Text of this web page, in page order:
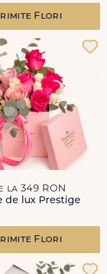
Flori
la 349 RON
de lux Prestige
Flori